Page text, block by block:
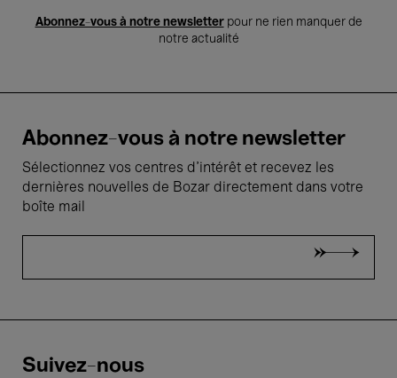
Abonnez-vous à notre newsletterpour ne rien manquer de
notre actualité
Abonnez-vous à notre newsletter
Sélectionnez vos centres d'intérêt et recevez les
dernières nouvelles de Bozar directement dans votre
boîte mail
Suivez-nous